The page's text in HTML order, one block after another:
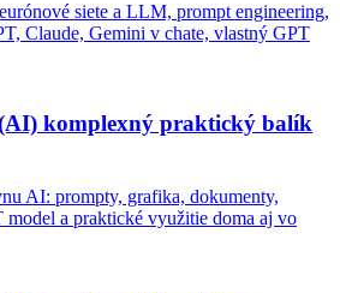
siete a LLM, prompt engineering,
Claude, Gemini v chate, vlastný GPT
komplexný praktický balík
AI: prompty, grafika, dokumenty,
model a praktické využitie doma aj vo